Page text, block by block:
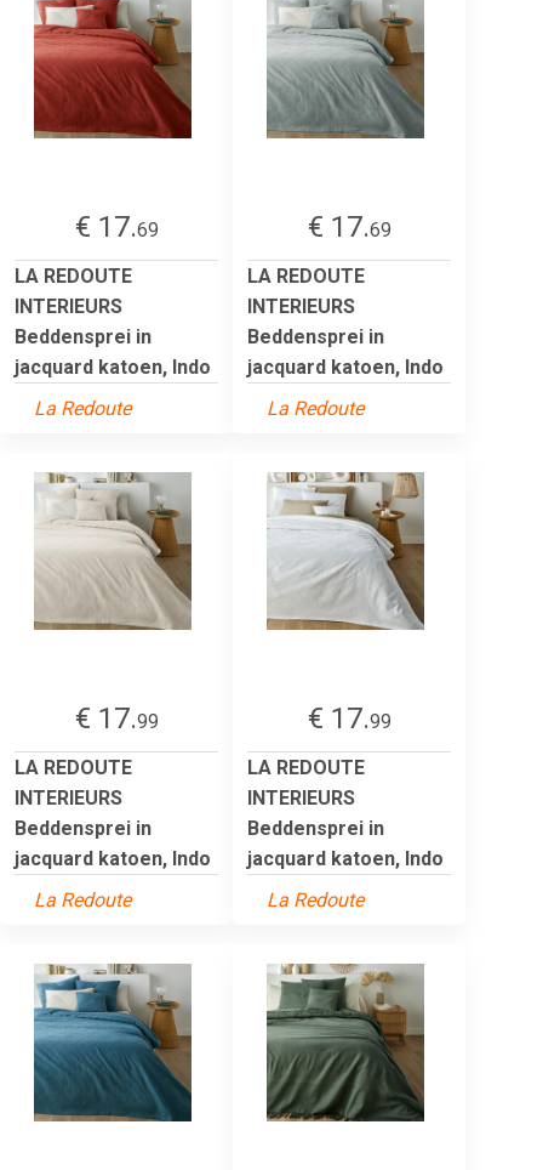
€ 17.69
LA REDOUTE
INTERIEURS
Beddensprei in
jacquard katoen, Indo
La Redoute
€ 17.69
LA REDOUTE
INTERIEURS
Beddensprei in
jacquard katoen, Indo
La Redoute
€ 17.99
LA REDOUTE
INTERIEURS
Beddensprei in
jacquard katoen, Indo
La Redoute
€ 17.99
LA REDOUTE
INTERIEURS
Beddensprei in
jacquard katoen, Indo
La Redoute